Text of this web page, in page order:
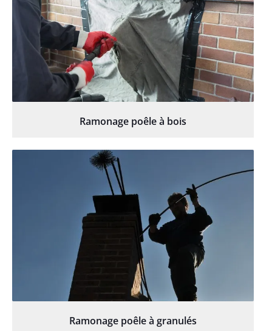
Ramonage poêle à bois
Ramonage poêle à granulés